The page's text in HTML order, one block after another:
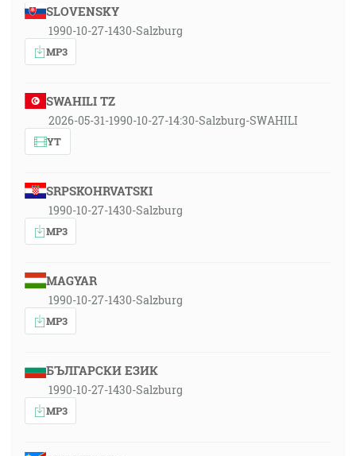
SLOVENSKY
1990-10-27-1430-Salzburg
MP3
SWAHILI TZ
2026-05-31-1990-10-27-14:30-Salzburg-SWAHILI
YT
SRPSKOHRVATSKI
1990-10-27-1430-Salzburg
MP3
MAGYAR
1990-10-27-1430-Salzburg
MP3
БЪЛГАРСКИ ЕЗИК
1990-10-27-1430-Salzburg
MP3